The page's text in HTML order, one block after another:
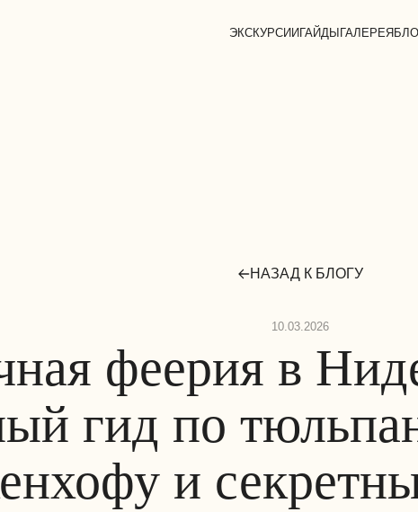
ЭКСКУРСИИГАЙДЫГАЛЕРЕЯ
НАЗАД К БЛОГУ
10.03.2026
феерия в
гид по
и